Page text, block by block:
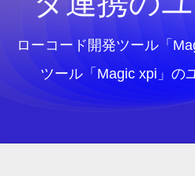
ローコード開発ツール「
ツール「Magic xpi」の